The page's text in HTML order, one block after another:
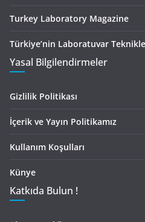
Turkey Laboratory Magazine
Türkiye’nin Laboratuvar
Yasal Bilgilendirmeler
Gizlilik Politikası
İçerik ve Yayın Politikamız
Kullanım Koşulları
Künye
Katkıda Bulun !